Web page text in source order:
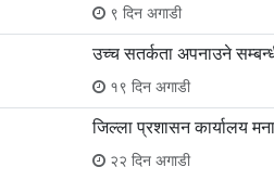
९ दिन अगाडी
उच्च सतर्कता अपनाउने
१९ दिन अगाडी
जिल्ला प्रशासन कार्यालय
२२ दिन अगाडी